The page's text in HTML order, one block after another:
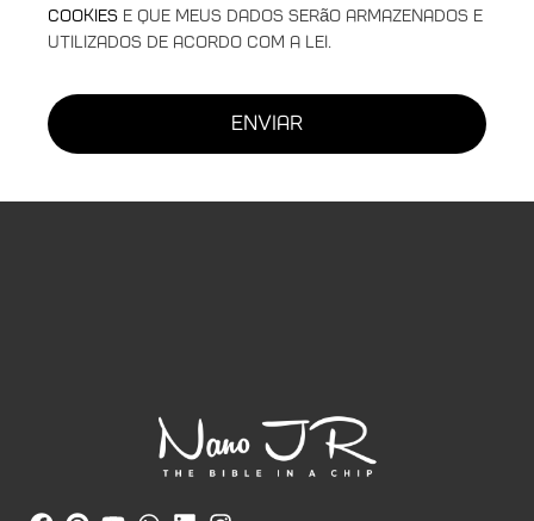
Cookies e que meus dados serão armazenados e
utilizados de acordo com a lei.
enviar